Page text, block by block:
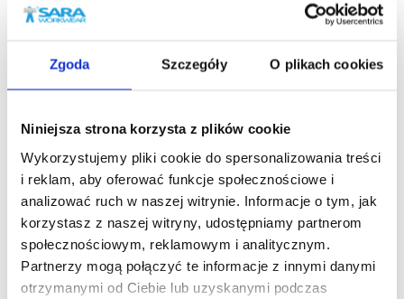
Zgoda Szczegóły O plikach cookies
Niniejsza strona korzysta z plików cookie
Wykorzystujemy pliki cookie do spersonalizowania treści
i reklam, aby oferować funkcje społecznościowe i
analizować ruch w naszej witrynie. Informacje o tym, jak
korzystasz z naszej witryny, udostępniamy partnerom
społecznościowym, reklamowym i analitycznym.
Partnerzy mogą połączyć te informacje z innymi danymi
otrzymanymi od Ciebie lub uzyskanymi podczas
Podobne produkty